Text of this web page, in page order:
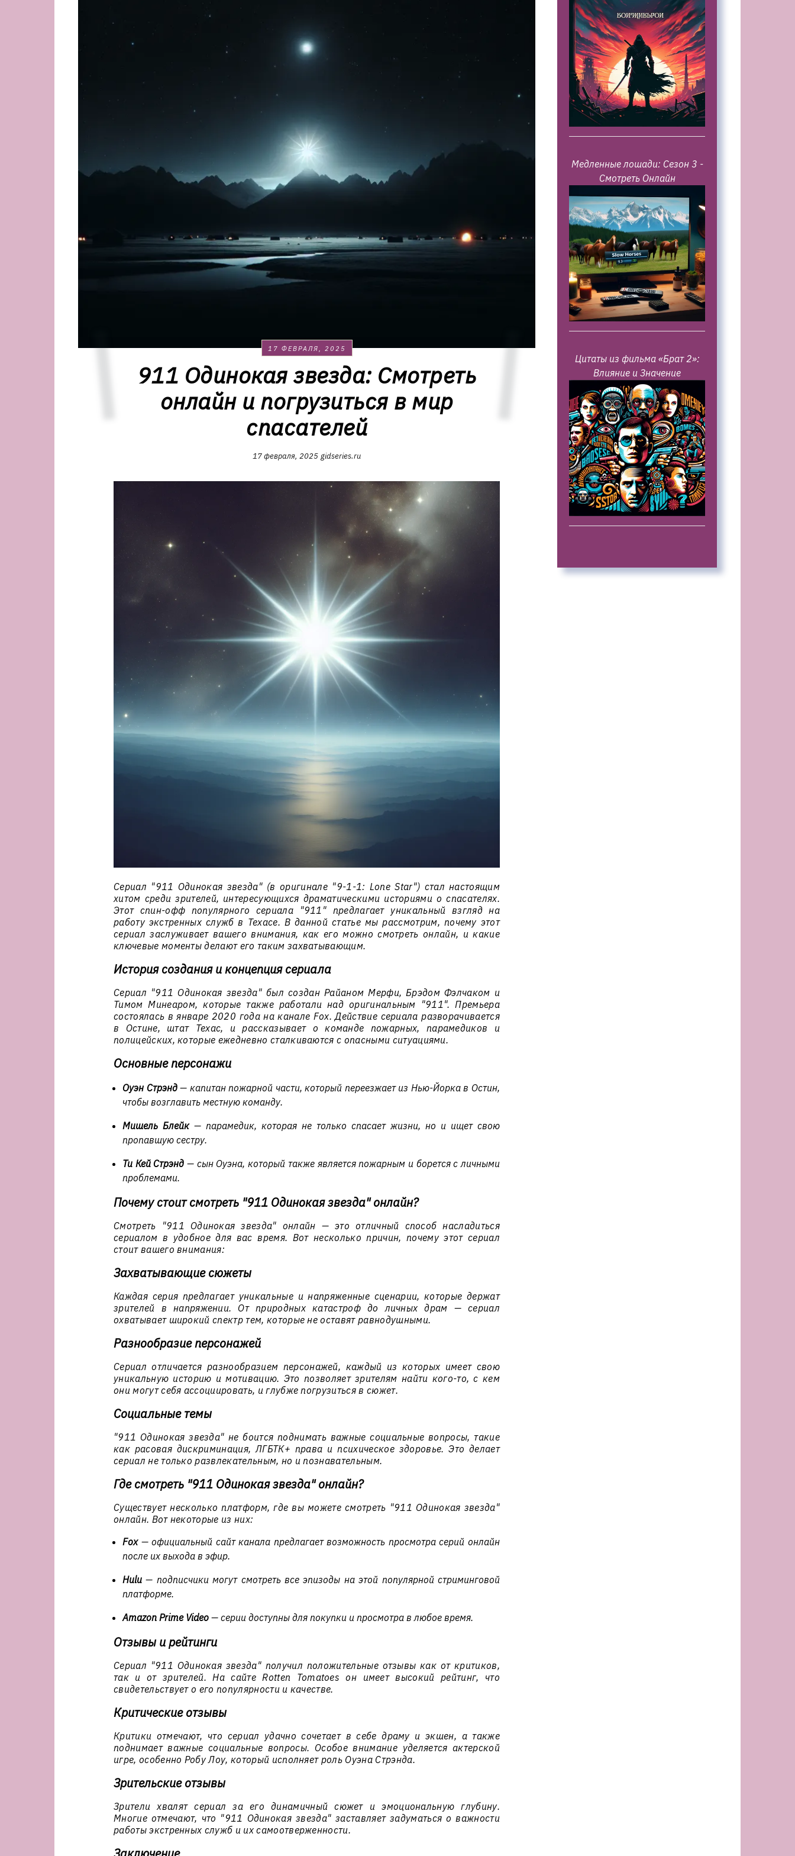
17 ФЕВРАЛЯ, 2025
911 Одинокая звезда: Смотреть
онлайн и погрузиться в мир
спасателей
17 февраля, 2025 gidseries.ru
Сериал "911 Одинокая звезда" (в оригинале "9-1-1: Lone Star") стал настоящим
хитом среди зрителей, интересующихся драматическими историями о спасателях.
Этот спин-офф популярного сериала "911" предлагает уникальный взгляд на
работу экстренных служб в Техасе. В данной статье мы рассмотрим, почему этот
сериал заслуживает вашего внимания, как его можно смотреть онлайн, и какие
ключевые моменты делают его таким захватывающим.
История создания и концепция сериала
Сериал "911 Одинокая звезда" был создан Райаном Мерфи, Брэдом Фэлчаком и
Тимом Минеаром, которые также работали над оригинальным "911". Премьера
состоялась в январе 2020 года на канале Fox. Действие сериала разворачивается
в Остине, штат Техас, и рассказывает о команде пожарных, парамедиков и
полицейских, которые ежедневно сталкиваются с опасными ситуациями.
Основные персонажи
Оуэн Стрэнд— капитан пожарной части, который переезжает из Нью-Йорка в Остин,
чтобы возглавить местную команду.
Мишель Блейк— парамедик, которая не только спасает жизни, но и ищет свою
пропавшую сестру.
Ти Кей Стрэнд — сын Оуэна, который также является пожарным и борется с личными
проблемами.
Почему стоит смотреть "911 Одинокая звезда" онлайн?
Смотреть "911 Одинокая звезда" онлайн — это отличный способ насладиться
сериалом в удобное для вас время. Вот несколько причин, почему этот сериал
стоит вашего внимания:
Захватывающие сюжеты
Каждая серия предлагает уникальные и напряженные сценарии, которые держат
зрителей в напряжении. От природных катастроф до личных драм — сериал
охватывает широкий спектр тем, которые не оставят равнодушными.
Разнообразие персонажей
Сериал отличается разнообразием персонажей, каждый из которых имеет свою
уникальную историю и мотивацию. Это позволяет зрителям найти кого-то, с кем
они могут себя ассоциировать, и глубже погрузиться в сюжет.
Социальные темы
"911 Одинокая звезда" не боится поднимать важные социальные вопросы, такие
как расовая дискриминация, ЛГБТК+ права и психическое здоровье. Это делает
сериал не только развлекательным, но и познавательным.
Где смотреть "911 Одинокая звезда" онлайн?
Существует несколько платформ, где вы можете смотреть "911 Одинокая звезда"
онлайн. Вот некоторые из них:
Fox— официальный сайт канала предлагает возможность просмотра серий онлайн
после их выхода в эфир.
Hulu — подписчики могут смотреть все эпизоды на этой популярной стриминговой
платформе.
Amazon Prime Video — серии доступны для покупки и просмотра в любое время.
Отзывы и рейтинги
Сериал "911 Одинокая звезда" получил положительные отзывы как от критиков,
так и от зрителей. На сайте Rotten Tomatoes он имеет высокий рейтинг, что
свидетельствует о его популярности и качестве.
Критические отзывы
Критики отмечают, что сериал удачно сочетает в себе драму и экшен, а также
поднимает важные социальные вопросы. Особое внимание уделяется актерской
игре, особенно Робу Лоу, который исполняет роль Оуэна Стрэнда.
Зрительские отзывы
Зрители хвалят сериал за его динамичный сюжет и эмоциональную глубину.
Многие отмечают, что "911 Одинокая звезда" заставляет задуматься о важности
работы экстренных служб и их самоотверженности.
Медленные лошади: Сезон 3 -
Смотреть Онлайн
Цитаты из фильма «Брат 2»:
Влияние и Значение